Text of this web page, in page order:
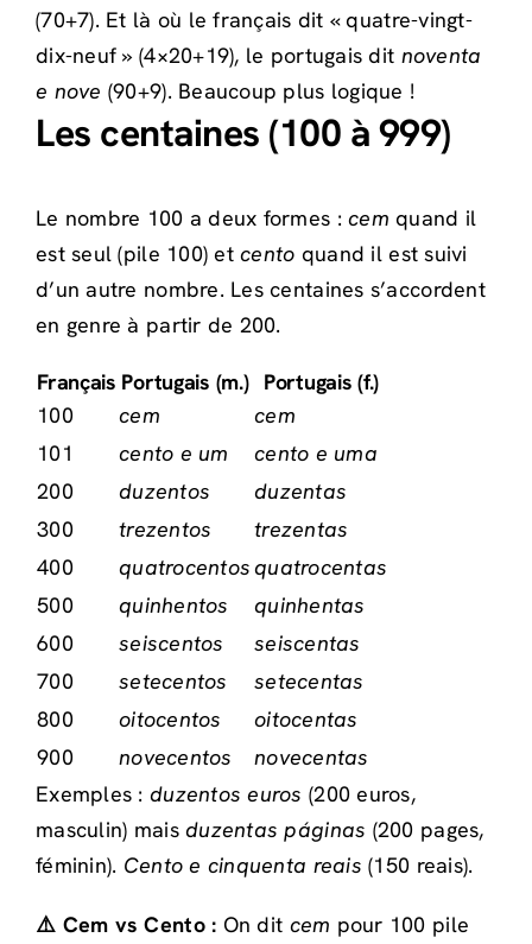
(70+7). Et là où le français dit « quatre-vingt-
dix-neuf » (4×20+19), le portugais dit noventa
e nove (90+9). Beaucoup plus logique !
Les centaines (100 à 999)
Le nombre 100 a deux formes :cem quand il
est seul (pile 100) etcento quand il est suivi
d’un autre nombre. Les centaines s’accordent
en genre à partir de 200.
Français Portugais (m.) Portugais (f.)
100
cem
cem
101
cento e um
cento e uma
200
duzentos
duzentas
300
trezentos
trezentas
400
quatrocentosquatrocentas
500
quinhentos
quinhentas
600
seiscentos
seiscentas
700
setecentos
setecentas
800
oitocentos
oitocentas
900
novecentos
novecentas
Exemples : duzentos euros (200 euros,
masculin) maisduzentas páginas (200 pages,
féminin). Cento e cinquenta reais (150 reais).
⚠️ Cem vs Cento : On dit cem pour 100 pile